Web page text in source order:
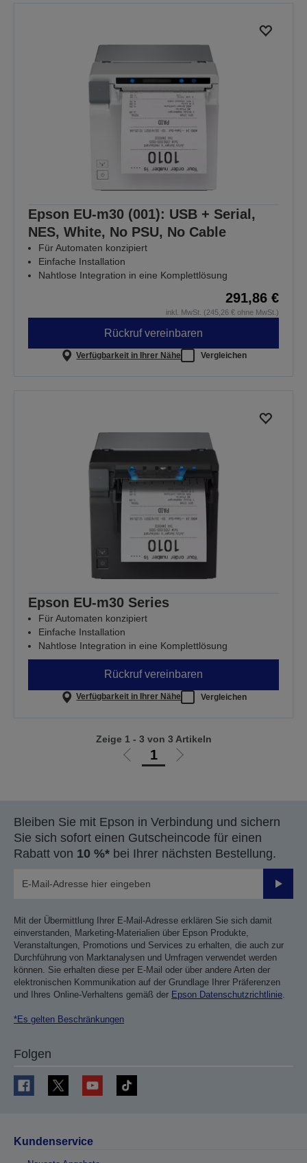
Epson EU-m30 (001): USB + Serial,
NES, White, No PSU, No Cable
Für Automaten konzipiert
Einfache Installation
Nahtlose Integration in eine Komplettlösung
291,86 €
inkl. MwSt. (245,26 € ohne MwSt.)
Rückruf vereinbaren
Verfügbarkeit in Ihrer Nähe Vergleichen
Epson EU-m30 Series
Für Automaten konzipiert
Einfache Installation
Nahtlose Integration in eine Komplettlösung
Rückruf vereinbaren
Verfügbarkeit in Ihrer Nähe Vergleichen
Zur
1
Zur
Zeige 1 - 3 von 3 Artikeln
Bleiben Sie mit Epson in Verbindung und sichern
Sie sich sofort einen Gutscheincode für einen
Rabatt von 10 %* bei Ihrer nächsten Bestellung.
Mit der Übermittlung Ihrer E-Mail-Adresse erklären Sie sich damit
einverstanden, Marketing-Materialien über Epson Produkte,
Veranstaltungen, Promotions und Services zu erhalten, die auch zur
Durchführung von Marktanalysen und Umfragen verwendet werden
können. Sie erhalten diese per E-Mail oder über andere Arten der
elektronischen Kommunikation auf der Grundlage Ihrer Präferenzen
und Ihres Online-Verhaltens gemäß der Epson Datenschutzrichtlinie
*Es gelten Beschränkungen
Folgen
Kundenservice